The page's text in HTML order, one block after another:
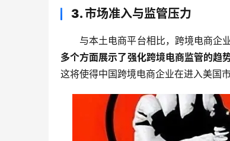
3. 市场准入与监管压力
与本土电商平台相比，跨境电商企
多个方面展示了强化跨境电商监管的趋势
这将使得中国跨境电商企业在进入美国